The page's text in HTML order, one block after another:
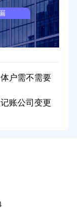
户需不需要
账公司变更